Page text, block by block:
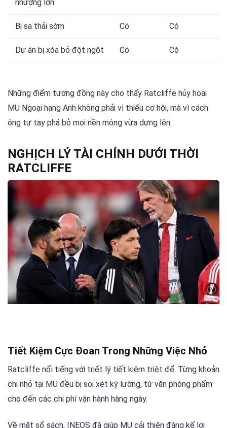
nhượng lớn
Bị sa thải sớm Có Có
Dự án bị xóa bỏ đột ngột Có Có
Những điểm tương đồng này cho thấy Ratcliffe hủy hoại
MU Ngoại hạng Anh không phải vì thiếu cơ hội, mà vì cách
ông tự tay phá bỏ mọi nền móng vừa dựng lên.
NGHỊCH LÝ TÀI CHÍNH DƯỚI THỜI
RATCLIFFE
Tiết Kiệm Cực Đoan Trong Những Việc Nhỏ
Ratcliffe nổi tiếng với triết lý tiết kiệm triệt để. Từng khoản
chi nhỏ tại MU đều bị soi xét kỹ lưỡng, từ văn phòng phẩm
cho đến các chi phí vận hành hàng ngày.
Về mặt sổ sách, INEOS đã giúp MU cải thiện đáng kể lợi